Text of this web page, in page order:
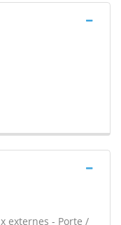
externes - Porte /